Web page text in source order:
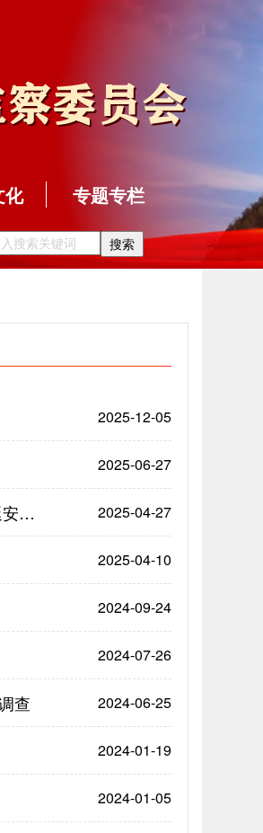
化 专题专栏
2025-12-05
2025-06-27
延安市糖酒副食公司原执行董事、总经理崔雯雯接受纪律审查和监察调查 延安纪检监察 2025-04-27
2025-04-10
2024-09-24
2024-07-26
查 2024-06-25
2024-01-19
2024-01-05